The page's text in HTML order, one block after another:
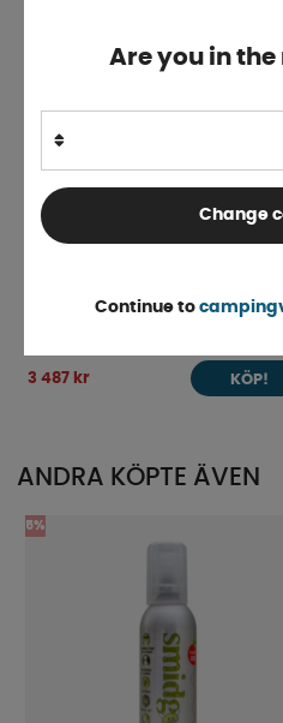
120W MPPT
3 487 kr KÖP!
ANDRA KÖPTE ÄVEN
5%
Are you in
Change
Continue to